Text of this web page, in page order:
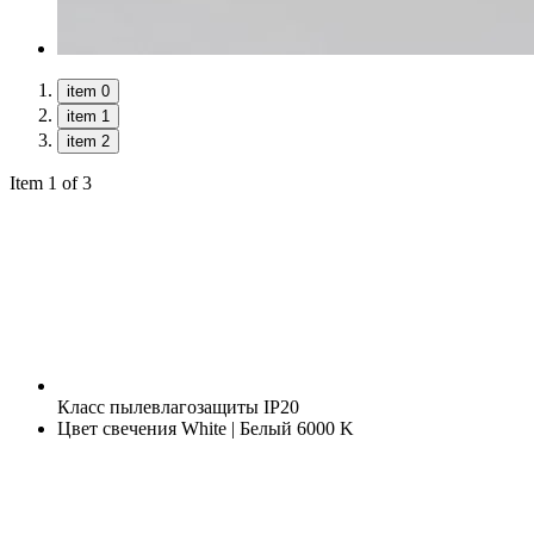
item 0
item 1
item 2
Item 1 of 3
Класс пылевлагозащиты IP20
Цвет свечения White | Белый 6000 K